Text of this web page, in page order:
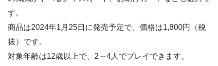
す。
商品は2024年1月25日に発売予定で、価格は1,800円（税
抜）です。
対象年齢は12歳以上で、2～4人でプレイできます。